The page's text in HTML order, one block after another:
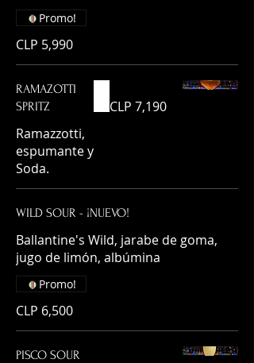
CLP 5,990
Promo!
RAMAZOTTI
SPRITZ
Ramazzotti,
espumante y
Soda.
CLP 7,190
WILD SOUR - ¡NUEVO!
Ballantine's Wild, jarabe de goma,
jugo de limón, albúmina
CLP 6,500
Promo!
PISCO SOUR